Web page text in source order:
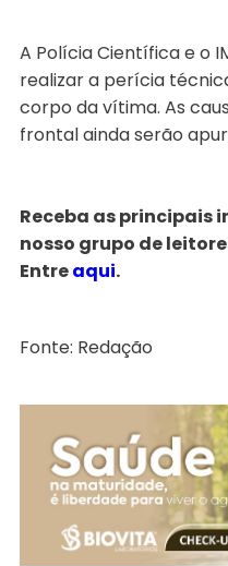
A Polícia Científica e o
realizar a perícia
corpo da vítima. As
frontal ainda serão
Receba as principais
nosso grupo de
Entreaqui.
Fonte: Redação